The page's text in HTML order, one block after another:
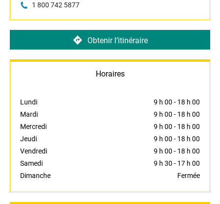
1 800 742 5877
Obtenir l’itinéraire
Horaires
Lundi 9 h 00 - 18 h 00
Mardi
9 h 00 - 18 h 00
Mercredi
9 h 00 - 18 h 00
Jeudi
9 h 00 - 18 h 00
Vendredi
9 h 00 - 18 h 00
Samedi
9 h 30 - 17 h 00
Dimanche
Fermée